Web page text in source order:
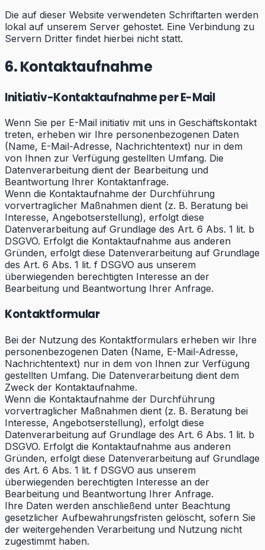
Die auf dieser Website verwendeten Schriftarten werden
lokal auf unserem Server gehostet. Eine Verbindung zu
Servern Dritter findet hierbei nicht statt.
6. Kontaktaufnahme
Initiativ-Kontaktaufnahme per E-Mail
Wenn Sie per E-Mail initiativ mit uns in Geschäftskontakt
treten, erheben wir Ihre personenbezogenen Daten
(Name, E-Mail-Adresse, Nachrichtentext) nur in dem
von Ihnen zur Verfügung gestellten Umfang. Die
Datenverarbeitung dient der Bearbeitung und
Beantwortung Ihrer Kontaktanfrage.
Wenn die Kontaktaufnahme der Durchführung
vorvertraglicher Maßnahmen dient (z. B. Beratung bei
Interesse, Angebotserstellung), erfolgt diese
Datenverarbeitung auf Grundlage des Art. 6 Abs. 1 lit. b
DSGVO. Erfolgt die Kontaktaufnahme aus anderen
Gründen, erfolgt diese Datenverarbeitung auf Grundlage
des Art. 6 Abs. 1 lit. f DSGVO aus unserem
überwiegenden berechtigten Interesse an der
Bearbeitung und Beantwortung Ihrer Anfrage.
Kontaktformular
Bei der Nutzung des Kontaktformulars erheben wir Ihre
personenbezogenen Daten (Name, E-Mail-Adresse,
Nachrichtentext) nur in dem von Ihnen zur Verfügung
gestellten Umfang. Die Datenverarbeitung dient dem
Zweck der Kontaktaufnahme.
Wenn die Kontaktaufnahme der Durchführung
vorvertraglicher Maßnahmen dient (z. B. Beratung bei
Interesse, Angebotserstellung), erfolgt diese
Datenverarbeitung auf Grundlage des Art. 6 Abs. 1 lit. b
DSGVO. Erfolgt die Kontaktaufnahme aus anderen
Gründen, erfolgt diese Datenverarbeitung auf Grundlage
des Art. 6 Abs. 1 lit. f DSGVO aus unserem
überwiegenden berechtigten Interesse an der
Bearbeitung und Beantwortung Ihrer Anfrage.
Ihre Daten werden anschließend unter Beachtung
gesetzlicher Aufbewahrungsfristen gelöscht, sofern Sie
der weitergehenden Verarbeitung und Nutzung nicht
zugestimmt haben.